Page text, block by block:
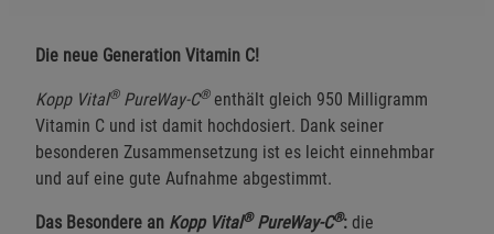
Die neue Generation Vitamin C!
Kopp Vital®PureWay-C®enthält gleich 950 Milligramm
Vitamin C und ist damit hochdosiert. Dank seiner
besonderen Zusammensetzung ist es leicht einnehmbar
und auf eine gute Aufnahme abgestimmt.
Das Besondere an Kopp Vital®PureWay-C®: die